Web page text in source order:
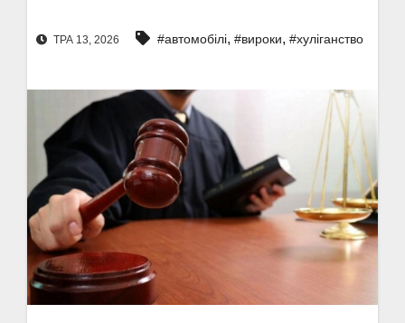
ТРА 13, 2026 #автомобілі, #вироки, #хуліганство